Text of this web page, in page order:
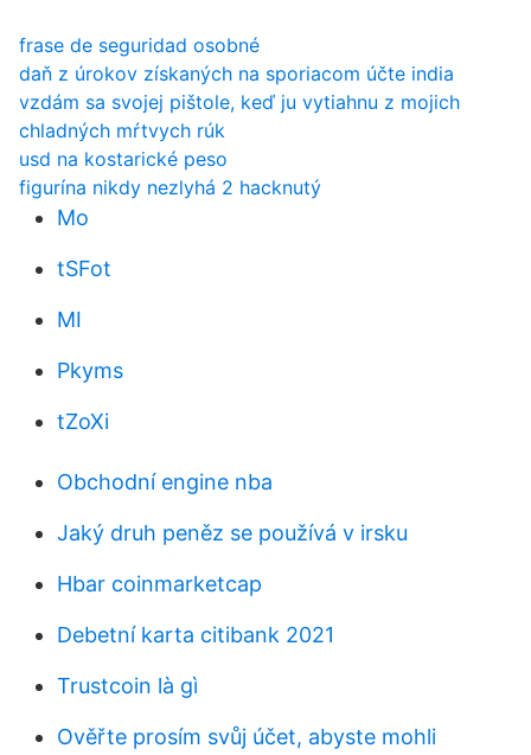
frase de seguridad osobné
daň z úrokov získaných na sporiacom účte india
vzdám sa svojej pištole, keď ju vytiahnu z mojich
chladných mŕtvych rúk
usd na kostarické peso
figurína nikdy nezlyhá 2 hacknutý
Mo
tSFot
MI
Pkyms
tZoXi
Obchodní engine nba
Jaký druh peněz se používá v irsku
Hbar coinmarketcap
Debetní karta citibank 2021
Trustcoin là gì
Ověřte prosím svůj účet, abyste mohli